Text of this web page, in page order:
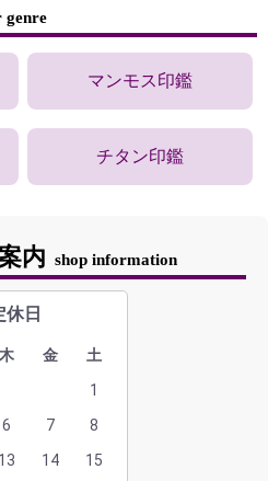
genre
マンモス印鑑
チタン印鑑
内 shop information
日
木 金
土
1
6 7
8
13 14
15